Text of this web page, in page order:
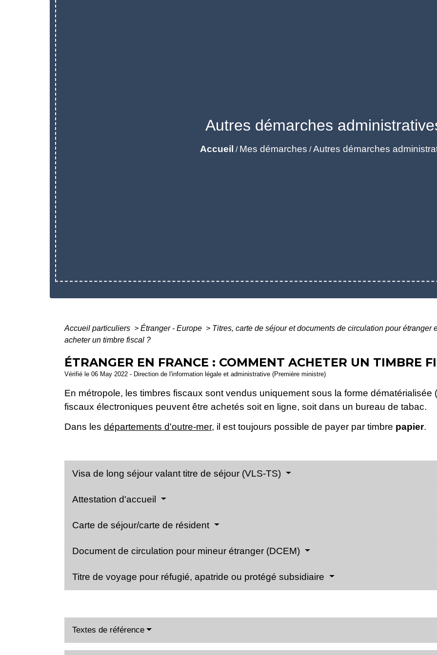
Autres démarches
Accueil / Mes démarches /Autres démarches
Accueil particuliers > Étranger - Europe > Titres, carte de séjour et documents de circulation pour étranger
acheter un timbre fiscal ?
ÉTRANGER EN FRANCE : COMMENT ACHETER UN TIMBRE
Vérifié le 06 May 2022 - Direction de l'information légale et administrative (Première ministre)
En métropole, les timbres fiscaux sont vendus uniquement sous la forme dématérialisée
fiscaux électroniques peuvent être achetés soit en ligne, soit dans un bureau de tabac.
Dans les départements d'outre-mer, il est toujours possible de payer par timbre papier.
Visa de long séjour valant titre de séjour (VLS-TS)
Attestation d'accueil
Carte de séjour/carte de résident
Document de circulation pour mineur étranger (DCEM)
Titre de voyage pour réfugié, apatride ou protégé subsidiaire
Textes de référence